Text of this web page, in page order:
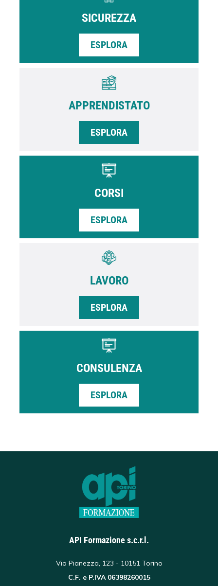
SICUREZZA
ESPLORA
APPRENDISTATO
ESPLORA
CORSI
ESPLORA
LAVORO
ESPLORA
CONSULENZA
ESPLORA
API Formazione s.c.r.l.
Via Pianezza, 123 - 10151 Torino
C.F. e P.IVA 06398260015